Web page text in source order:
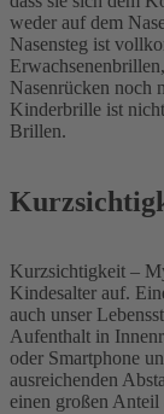
weder auf dem
Nasensteg ist
Nasenrücken noch
Kinderbrille ist
Brillen.
Kurzsichtigkeit –
Kindesalter auf.
auch unser
Aufenthalt in
oder Smartphone
ausreichenden
einen großen